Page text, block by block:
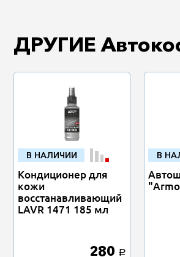
ДРУГИЕ
В НАЛИЧИИ
Кондиционер для
кожи
восстанавливающий
LAVR 1471 185 мл
280 a
В